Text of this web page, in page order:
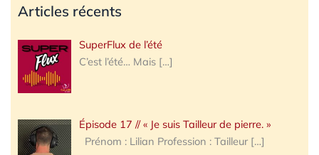
Articles récents
SuperFlux de l’été
C’est l’été… Mais […]
Épisode 17 // « Je suis Tailleur de pierre. »
Prénom : Lilian Profession : Tailleur […]